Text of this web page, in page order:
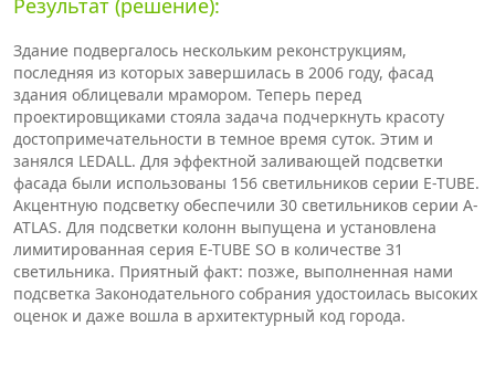
Результат (решение):
Здание подвергалось нескольким реконструкциям,
последняя из которых завершилась в 2006 году, фасад
здания облицевали мрамором. Теперь перед
проектировщиками стояла задача подчеркнуть красоту
достопримечательности в темное время суток. Этим и
занялся LEDALL. Для эффектной заливающей подсветки
фасада были использованы 156 светильников серии E-TUBE.
Акцентную подсветку обеспечили 30 светильников серии A-
ATLAS. Для подсветки колонн выпущена и установлена
лимитированная серия E-TUBE SO в количестве 31
светильника. Приятный факт: позже, выполненная нами
подсветка Законодательного собрания удостоилась высоких
оценок и даже вошла в архитектурный код города.